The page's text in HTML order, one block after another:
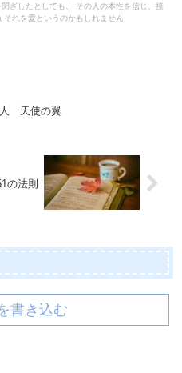
ざしたとしても、 その人の本性を信じ、接
それを愛というのかもしれません
天使の翼
の法則
書き込む